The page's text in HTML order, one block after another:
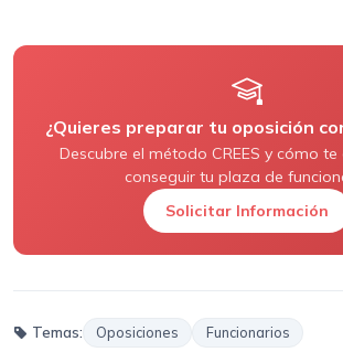
¿Quieres preparar tu oposición
Descubre el método CREES y cómo
conseguir tu plaza de
Solicitar Información
Temas: Oposiciones Funcionarios